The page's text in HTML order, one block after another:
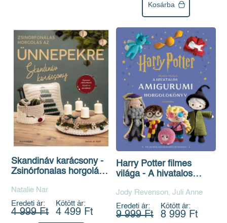
Kosárba
Skandináv karácsony -
Zsinórfonalas horgolás
Natalie Nar
Eredeti ár:
4 999 Ft
Kötött ár:
4 499 Ft
Harry Potter filmes
világa - A hivatalos
Jody Revenson, Juli Anne
Eredeti ár:
9 999 Ft
Kötött ár:
8 999 Ft